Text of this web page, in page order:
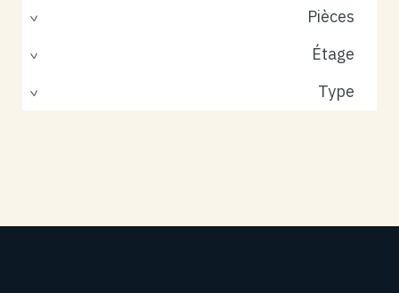
Pièces
Étage
Type